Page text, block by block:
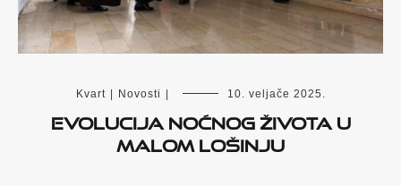
Kvart Novosti 10. veljače 2025.
Evolucija noćnog života u
Malom Lošinju